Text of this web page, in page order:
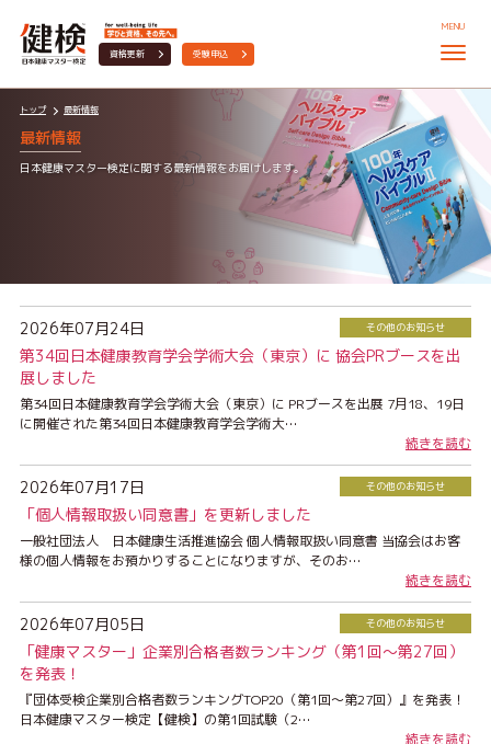
資格更新 受験申込
MENU
トップ 最新情報
最新情報
日本健康マスター検定に関する最新情報をお届けします。
2026年07月24日 その他のお知らせ
第34回日本健康教育学会学術大会（東京）に 協会PRブースを出
展しました
第34回日本健康教育学会学術大会（東京）に PRブースを出展 7月18、19日
に開催された第34回日本健康教育学会学術大…
続きを読む
2026年07月17日 その他のお知らせ
「個人情報取扱い同意書」を更新しました
一般社団法人 日本健康生活推進協会 個人情報取扱い同意書 当協会はお客
様の個人情報をお預かりすることになりますが、そのお…
続きを読む
2026年07月05日 その他のお知らせ
「健康マスター」企業別合格者数ランキング（第1回〜第27回）
を発表！
『団体受検企業別合格者数ランキングTOP20（第1回～第27回）』を発表！
日本健康マスター検定【健検】の第1回試験（2…
続きを読む